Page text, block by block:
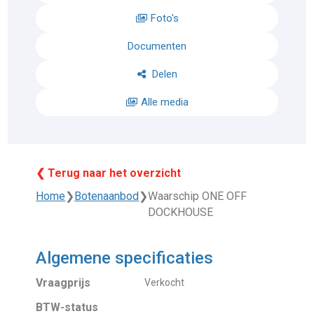
Foto's
Documenten
Delen
Alle media
❮ Terug naar het overzicht
Home❯Botenaanbod❯Waarschip ONE OFF
DOCKHOUSE
Algemene specificaties
Vraagprijs Verkocht
BTW-status